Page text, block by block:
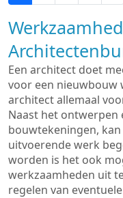
Een architect doet
voor een nieuwbouw
architect allemaal
Naast het ontwerpen
bouwtekeningen,
uitvoerende werk
worden is het ook
werkzaamheden uit
regelen van